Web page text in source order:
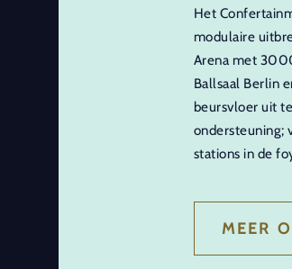
Het
modulaire
Arena met
Ballsaal Berlin
beursvloer uit
ondersteuning;
stations in de
MEER